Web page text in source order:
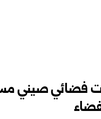
فضائي صيني